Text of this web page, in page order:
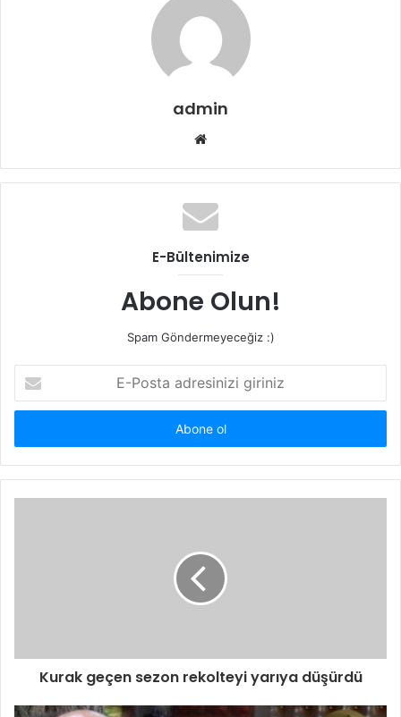
admin
Web
E-Bültenimize
Abone Olun!
Spam Göndermeyeceğiz :)
Posta
adresinizi
Kurak geçen sezon rekolteyi yarıya düşürdü